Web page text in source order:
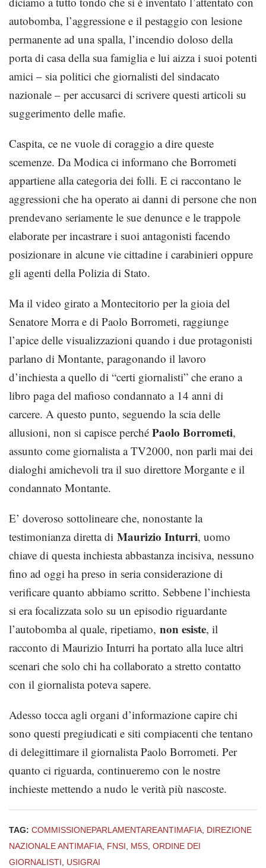
autobomba, l’aggressione e il pestaggio con lesione
permanente ad una spalla, l’incendio doloso della
porta di casa della sua famiglia e lui aizza i suoi potenti
amici – sia politici che giornalisti del sindacato
nazionale – per accusarci di scrivere questi articoli su
suggerimento delle mafie.
Caspita, ce ne vuole di coraggio a dire queste
scemenze. Da Modica ci informano che Borrometi
appartiene alla categoria dei folli. E ci raccontano le
aggressioni che ha operato ai danni di persone che non
prendevano seriamente le sue denunce e le trappole
elaborate per incastrare i suoi antagonisti facendo
posizionare in alcune vie cittadine i carabinieri oppure
gli agenti della Polizia di Stato.
Ma il video girato a Montecitorio per la gioia del
Senatore Morra e di Paolo Borrometi, raggiunge
l’apice delle visualizzazioni quando i due protagonisti
parlano di Montante, paragonando il lavoro
d’inchiesta a quello di “certi giornalisti” che erano a
libro paga del mafioso condannato a 14 anni di
carcere. A questo punto, seguendo la scia delle
allusioni, non si capisce perché Paolo Borrometi,
assunto come giornalista a TV2000, non parli mai dei
dialoghi amichevoli tra il suo direttore Morgante e il
condannato Montante.
E’ doveroso sottolineare che, nonostante la
testimonianza diretta di Maurizio Inturri, uomo
chiave di questa inchiesta abbastanza incisiva, nessuno
fino ad oggi ha preso in seria considerazione di
verificare quanto abbiamo scritto. Sebbene l’inchiesta
si era focalizzata solo su un episodio riguardante
l’autobomba al quale, ripetiamo, non esiste, il
racconto di Maurizio Inturri ha portato alla luce altri
scenari che solo chi ha collaborato a stretto contatto
con il giornalista poteva sapere.
Adesso tocca agli organi d’informazione capire chi
sono questi pregiudicati e siti compiacenti che tentano
di delegittimare il giornalista Paolo Borrometi. Per
quanto ci riguarda, continueremo con le nostre
inchieste mettendo a nudo le verità più nascoste.
TAG: COMMISSIONEPARLAMENTAREANTIMAFIA DIREZIONE
NAZIONALE ANTIMAFIA FNSI M5S ORDINE DEI
GIORNALISTI
USIGRAI